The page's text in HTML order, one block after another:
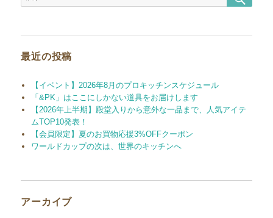
索
索
最近の投稿
【イベント】2026年8月のプロキッチンスケジュール
「&PK」はここにしかない道具をお届けします
【2026年上半期】殿堂入りから意外な一品まで、人気アイテ
ムTOP10発表！
【会員限定】夏のお買物応援3%OFFクーポン
ワールドカップの次は、世界のキッチンへ
アーカイブ